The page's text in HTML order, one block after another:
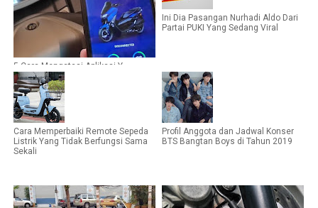
5 Cara Mengatasi Aplikasi Y-
Connect Tidak Terhubung atau
Tersambung
Ini Dia Pasangan Nurhadi Aldo Dari
Partai PUKI Yang Sedang Viral
Cara Memperbaiki Remote Sepeda
Listrik Yang Tidak Berfungsi Sama
Sekali
Profil Anggota dan Jadwal Konser
BTS Bangtan Boys di Tahun 2019